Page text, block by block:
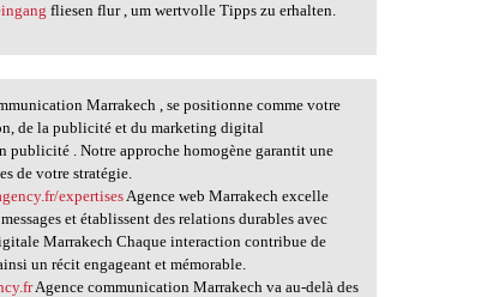
fliesen flur , um wertvolle Tipps zu erhalten.
Marrakech , se positionne comme votre
de la publicité et du marketing digital
publicité . Notre approche homogène garantit une
de votre stratégie.
expertises Agence web Marrakech excelle
et établissent des relations durables avec
Marrakech Chaque interaction contribue de
un récit engageant et mémorable.
Agence communication Marrakech va au-delà des